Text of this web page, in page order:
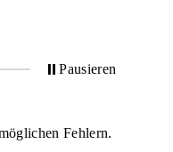
Fehlern.